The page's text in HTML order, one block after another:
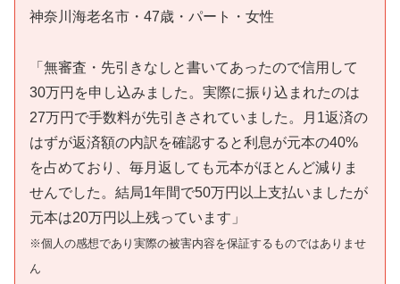
神奈川海老名市・47歳・パート・女性
「無審査・先引きなしと書いてあったので信用して
30万円を申し込みました。実際に振り込まれたのは
27万円で手数料が先引きされていました。月1返済の
はずが返済額の内訳を確認すると利息が元本の40%
を占めており、毎月返しても元本がほとんど減りま
せんでした。結局1年間で50万円以上支払いましたが
元本は20万円以上残っています」
※個人の感想であり実際の被害内容を保証するものではありませ
ん